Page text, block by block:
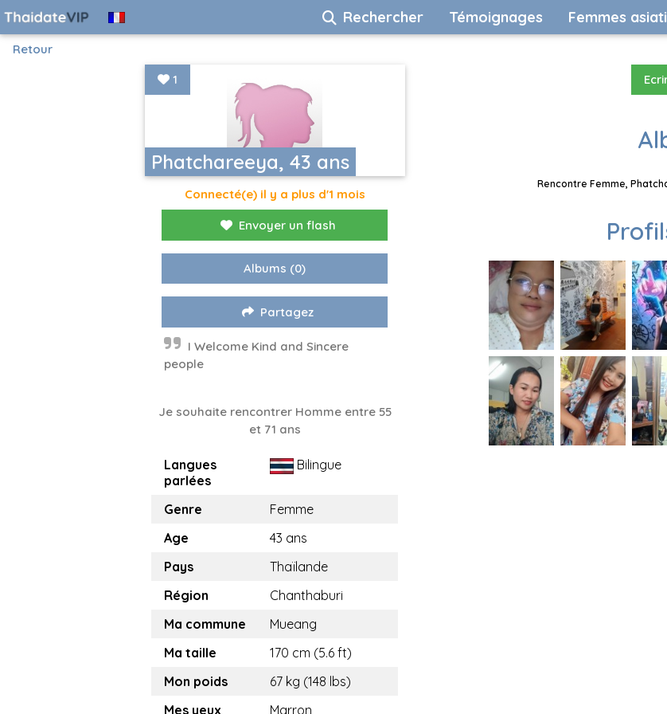
Rechercher Témoignages Femmes
Retour
Phatchareeya, 43 ans
1
Connecté(e) il y a plus d'1 mois
Envoyer un flash
Albums (0)
Partagez
I Welcome Kind and Sincere
people
Je souhaite rencontrer Homme entre 55
et 71 ans
Langues
parlées
Bilingue
Genre
Femme
Age
43 ans
Pays
Thaïlande
Région
Chanthaburi
Ma commune
Mueang
Ma taille
170 cm (5.6 ft)
Mon poids
67 kg (148 lbs)
Mes yeux
Marron
Rencontre Femme,